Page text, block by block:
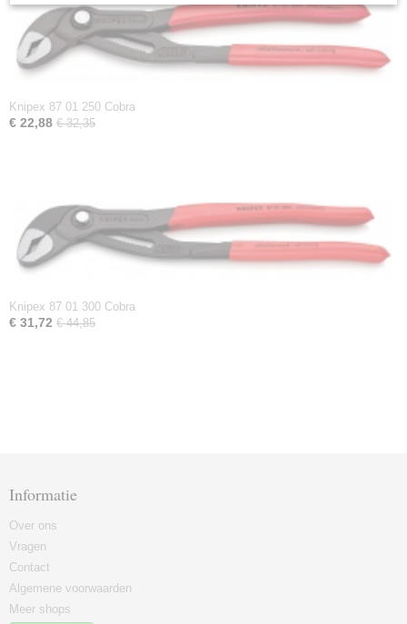
Knipex 87 01 250 Cobra
€ 22,88 € 32,35
Knipex 87 01 300 Cobra
€ 31,72 € 44,85
Informatie
Over ons
Vragen
Contact
Algemene voorwaarden
Meer shops